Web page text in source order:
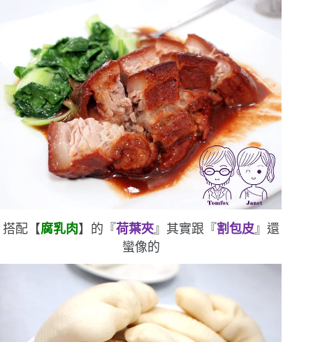
搭配【腐乳肉 】 的『 荷葉夾』 其實跟『 割包皮』還
蠻像的